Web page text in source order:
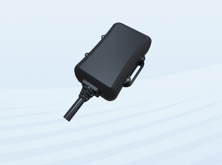
RS232C: Modbus、温度センサー
エンジンオンオフ検出
運転行為検出
走行開始終了報告
盗難アラート